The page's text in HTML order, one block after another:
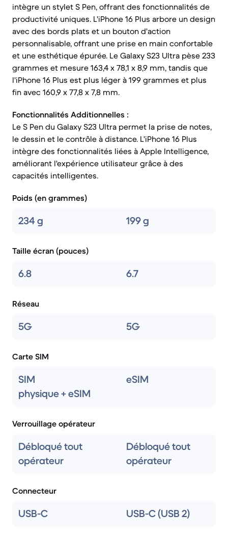
intègre un stylet S Pen, offrant des fonctionnalités de
productivité uniques. L'iPhone 16 Plus arbore un design
avec des bords plats et un bouton d'action
personnalisable, offrant une prise en main confortable
et une esthétique épurée. Le Galaxy S23 Ultra pèse 233
grammes et mesure 163,4 x 78,1 x 8,9 mm, tandis que
l'iPhone 16 Plus est plus léger à 199 grammes et plus
fin avec 160,9 x 77,8 x 7,8 mm.
Fonctionnalités Additionnelles :
Le S Pen du Galaxy S23 Ultra permet la prise de notes,
le dessin et le contrôle à distance. L'iPhone 16 Plus
intègre des fonctionnalités liées à Apple Intelligence,
améliorant l'expérience utilisateur grâce à des
capacités intelligentes.
Poids (en grammes)
234 g 199 g
Taille écran (pouces)
6.8 6.7
Réseau
5G 5G
Carte SIM
SIM
physique + eSIM
eSIM
Verrouillage opérateur
Débloqué tout
opérateur
Débloqué tout
opérateur
Connecteur
USB-C USB-C (USB 2)